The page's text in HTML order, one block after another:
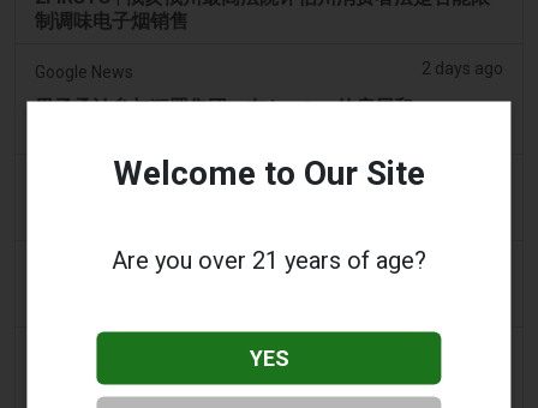
制调味电子烟销售
Google News 2 days ago
男子承认参与犯罪集团，在 Lentor 的房屋和
Yahoo! News 2 days ago
2 days ago
拉梅洛·鲍尔的公寓因‘电子烟店’室内设计而在网上引发
Welcome to Our Site
Are you over 21 years of age?
YES